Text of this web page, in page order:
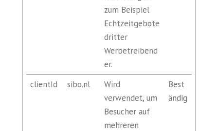
zum Beispiel
Echtzeitgebote
dritter
Werbetreibend
er.
clientId sibo.nl
Wird
verwendet, um
Besucher auf
mehreren
Best
ändig